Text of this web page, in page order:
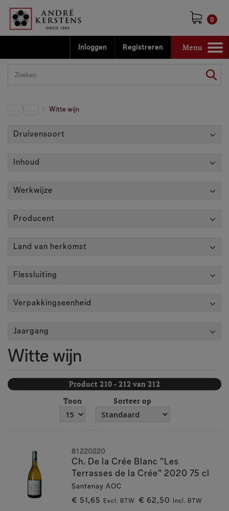
0
Inloggen Registreren
Toggle
navigation
Menu
. . . . . . Witte wijn
Druivensoort
Inhoud
Werkwijze
Producent
Land van herkomst
Flessluiting
Verpakkingseenheid
Jaargang
Witte wijn
Product 210 - 212 van 212
Toon
Sorteer op
Ch. De la Crée Blanc "Les
Terrasses de la Crée" 2020 75 cl
Santenay AOC
€ 51,65 Excl. BTW € 62,50 Incl. BTW
81220220